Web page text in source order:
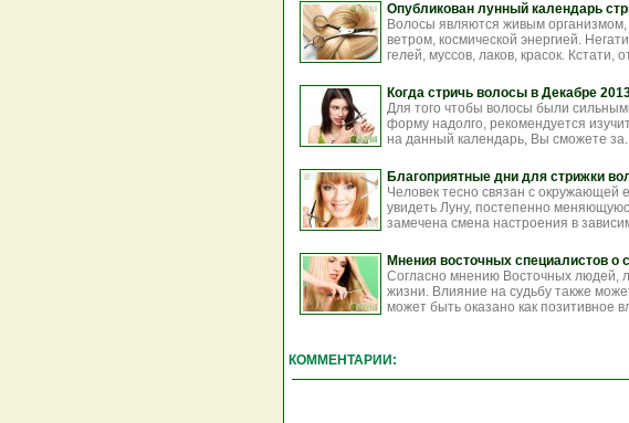
Опубликован лунный календарь
Волосы являются живым
ветром, космической энергией.
гелей, муссов, лаков, красок. Кстати,
Когда стричь волосы в Декабре
Для того чтобы волосы были
форму надолго, рекомендуется
на данный календарь, Вы сможете
Благоприятные дни для стрижки
Человек тесно связан с окружающей
увидеть Луну, постепенно
замечена смена настроения в
Мнения восточных специалистов о
Согласно мнению Восточных людей,
жизни. Влияние на судьбу также
может быть оказано как позитивное
КОММЕНТАРИИ: